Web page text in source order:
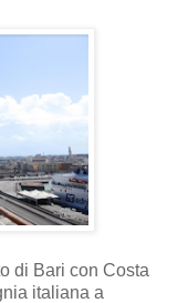
di Bari con Costa
italiana a